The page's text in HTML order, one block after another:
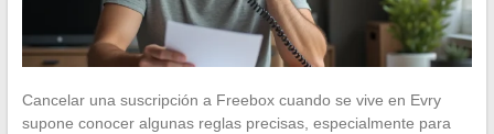
Cancelar una suscripción a Freebox cuando se vive en Evry
supone conocer algunas reglas precisas, especialmente para